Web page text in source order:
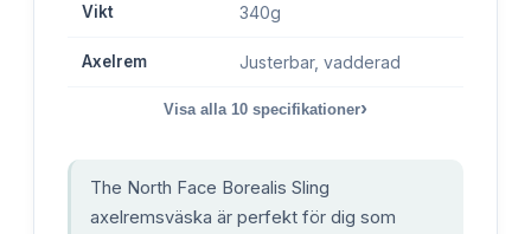
Vikt 340g
Axelrem Justerbar, vadderad
Visa alla 10 specifikationer›
The North Face Borealis Sling
axelremsväska är perfekt för dig som